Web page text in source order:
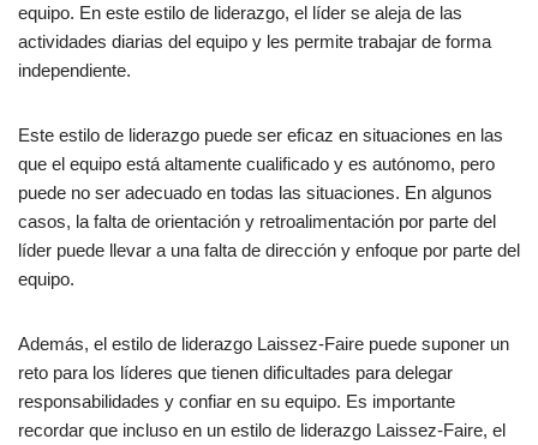
equipo. En este estilo de liderazgo, el líder se aleja de las
actividades diarias del equipo y les permite trabajar de forma
independiente.
Este estilo de liderazgo puede ser eficaz en situaciones en las
que el equipo está altamente cualificado y es autónomo, pero
puede no ser adecuado en todas las situaciones. En algunos
casos, la falta de orientación y retroalimentación por parte del
líder puede llevar a una falta de dirección y enfoque por parte del
equipo.
Además, el estilo de liderazgo Laissez-Faire puede suponer un
reto para los líderes que tienen dificultades para delegar
responsabilidades y confiar en su equipo. Es importante
recordar que incluso en un estilo de liderazgo Laissez-Faire, el